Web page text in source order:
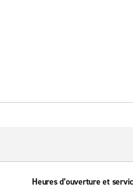
Heures d’ouverture et